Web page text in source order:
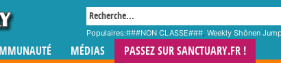
Populaires:###NON CLASSE###, Weekly Shônen
MÉDIAS PASSEZ SUR SANCTUARY.FR !